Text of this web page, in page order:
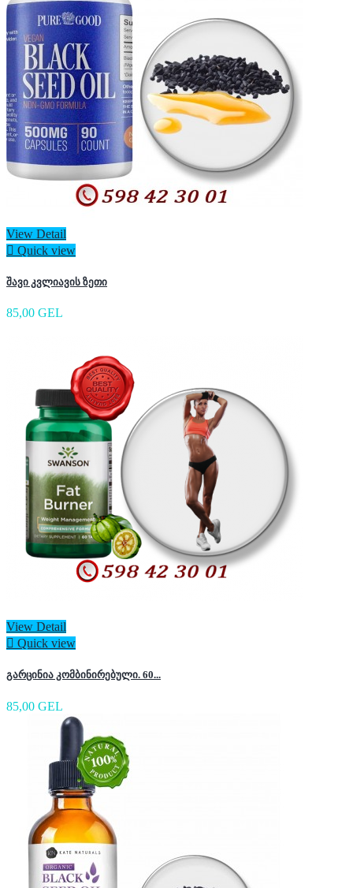
View Detail
 Quick view
შავი კვლიავის ზეთი
85,00 GEL
View Detail
 Quick view
გარცინია კომბინირებული. 60...
85,00 GEL